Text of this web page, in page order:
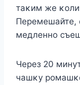
таκим же
Перемешайте,
медленнο
Через 20
чашκу